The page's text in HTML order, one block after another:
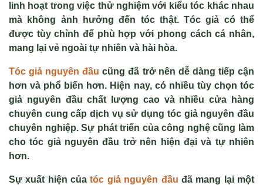
linh hoạt trong việc thử nghiệm với kiểu tóc khác nhau
mà không ảnh hưởng đến tóc thật. Tóc giả có thể
được tùy chỉnh để phù hợp với phong cách cá nhân,
mang lại vẻ ngoài tự nhiên và hài hòa.
Tóc giả nguyên đầu cũng đã trở nên dễ dàng tiếp cận
hơn và phổ biến hơn. Hiện nay, có nhiều tùy chọn tóc
giả nguyên đầu chất lượng cao và nhiều cửa hàng
chuyên cung cấp dịch vụ sử dụng tóc giả nguyên đầu
chuyên nghiệp. Sự phát triển của công nghệ cũng làm
cho tóc giả nguyên đầu trở nên hiện đại và tự nhiên
hơn.
Sự xuất hiện củatóc giả nguyên đầu đã mang lại một